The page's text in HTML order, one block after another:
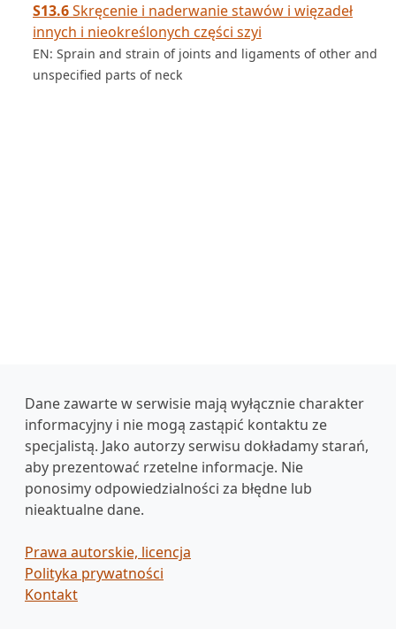
S13.6Skręcenie i naderwanie stawów i więzadeł
innych i nieokreślonych części szyi
EN: Sprain and strain of joints and ligaments of other and
unspecified parts of neck
Dane zawarte w serwisie mają wyłącznie charakter
informacyjny i nie mogą zastąpić kontaktu ze
specjalistą. Jako autorzy serwisu dokładamy starań,
aby prezentować rzetelne informacje. Nie
ponosimy odpowiedzialności za błędne lub
nieaktualne dane.
Prawa autorskie, licencja
Polityka prywatności
Kontakt